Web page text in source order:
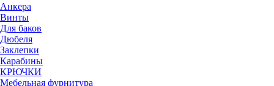
Анкера
Винты
Для баков
Дюбеля
Заклепки
Карабины
КРЮЧКИ
Мебельная фурнитура